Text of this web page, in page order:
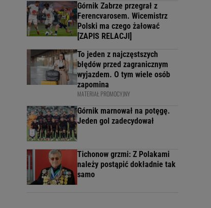
Górnik Zabrze przegrał z
Ferencvarosem. Wicemistrz
Polski ma czego żałować
[ZAPIS RELACJI]
To jeden z najczęstszych
błędów przed zagranicznym
wyjazdem. O tym wiele osób
zapomina
MATERIAŁ PROMOCYJNY
Górnik marnował na potęgę.
Jeden gol zadecydował
Tichonow grzmi: Z Polakami
należy postąpić dokładnie tak
samo